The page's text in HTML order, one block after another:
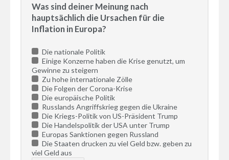
Was sind deiner Meinung nach
hauptsächlich die Ursachen für die
Inflation in Europa?
Die nationale Politik
Einige Konzerne haben die Krise genutzt, um
Gewinne zu steigern
Zu hohe internationale Zölle
Die Folgen der Corona-Krise
Die europäische Politik
Russlands Angriffskrieg gegen die Ukraine
Die Kriegs-Politik von US-Präsident Trump
Die Handelspolitik der USA unter Trump
Europas Sanktionen gegen Russland
Die Staaten drucken zu viel Geld bzw. geben zu
viel Geld aus